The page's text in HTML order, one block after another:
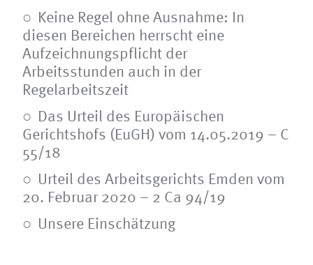
Keine Regel ohne Ausnahme: In
diesen Bereichen herrscht eine
Aufzeichnungspflicht der
Arbeitsstunden auch in der
Regelarbeitszeit
Das Urteil des Europäischen
Gerichtshofs (EuGH) vom 14.05.2019 – C
55/18
Urteil des Arbeitsgerichts Emden vom
20. Februar 2020 – 2 Ca 94/19
Unsere Einschätzung